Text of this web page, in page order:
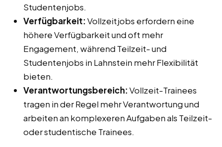
Studentenjobs.
Verfügbarkeit:Vollzeitjobs erfordern eine
höhere Verfügbarkeit und oft mehr
Engagement, während Teilzeit- und
Studentenjobs in Lahnstein mehr Flexibilität
bieten.
Verantwortungsbereich:Vollzeit-Trainees
tragen in der Regel mehr Verantwortung und
arbeiten an komplexeren Aufgaben als Teilzeit-
oder studentische Trainees.